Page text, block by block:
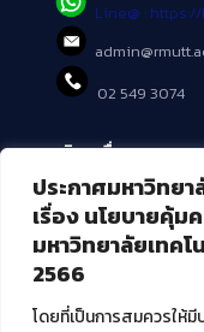
ประกาศมหาวิทย
เรื่อง นโยบายคุ้
มหาวิทยาลัยเทค
2566
โดยที่เป็นการสมควรให้
Line@ :
02 549 3074
บริการอื่นๆ ของ สว
ศูนย์สื่อดิจิทัล
ศูนย์นวัตกรรมและค
ศูนย์พัฒนาและบริก
สมัยใหม่ (MoSeC)